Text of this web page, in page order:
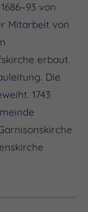
von
Mitarbeit von
erbaut.
Die
1743